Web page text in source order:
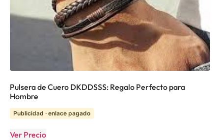
Pulsera de Cuero DKDDSSS: Regalo Perfecto para
Hombre
Publicidad · enlace pagado
Ver Precio